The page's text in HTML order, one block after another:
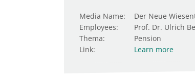
Media Name:
Der Neue
Employees:
Prof. Dr. Ulrich
Thema:
Pension
Link:
Learn more